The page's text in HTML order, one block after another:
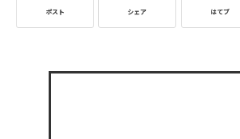
ポスト シェア はてブ